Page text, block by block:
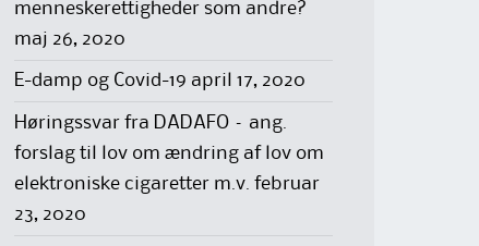
menneskerettigheder som andre?
maj 26, 2020
E-damp og Covid-19 april 17, 2020
Høringssvar fra DADAFO – ang.
forslag til lov om ændring af lov om
elektroniske cigaretter m.v. februar
23, 2020